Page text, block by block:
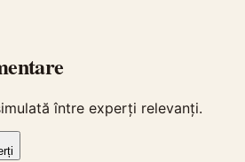
între experți relevanți.